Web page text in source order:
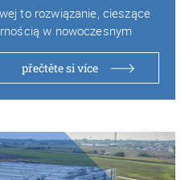
to rozwiązanie, cieszące
w nowoczesnym
přečtěte si více